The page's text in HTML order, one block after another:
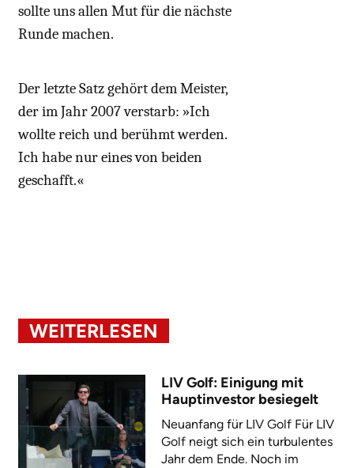
sollte uns allen Mut für die nächste
Runde machen.
Der letzte Satz gehört dem Meister,
der im Jahr 2007 verstarb: »Ich
wollte reich und berühmt werden.
Ich habe nur eines von beiden
geschafft.«
WEITERLESEN
LIV Golf: Einigung mit
Hauptinvestor besiegelt
Neuanfang für LIV Golf Für LIV
Golf neigt sich ein turbulentes
Jahr dem Ende. Noch im